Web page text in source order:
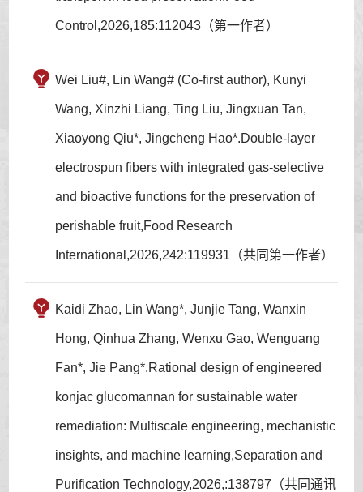
Control,2026,185:112043（第一作者）
Wei Liu#, Lin Wang# (Co-first author), Kunyi
Wang, Xinzhi Liang, Ting Liu, Jingxuan Tan,
Xiaoyong Qiu*, Jingcheng Hao*.Double-layer
electrospun fibers with integrated gas-selective
and bioactive functions for the preservation of
perishable fruit,Food Research
International,2026,242:119931（共同第一作者）
Kaidi Zhao, Lin Wang*, Junjie Tang, Wanxin
Hong, Qinhua Zhang, Wenxu Gao, Wenguang
Fan*, Jie Pang*.Rational design of engineered
konjac glucomannan for sustainable water
remediation: Multiscale engineering, mechanistic
insights, and machine learning,Separation and
Purification Technology,2026,:138797（共同通讯